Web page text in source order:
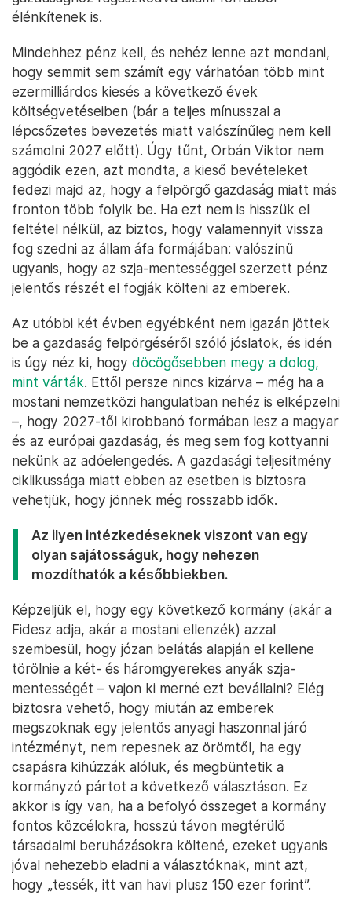
élénkítenek is.
Mindehhez pénz kell, és nehéz lenne azt mondani,
hogy semmit sem számít egy várhatóan több mint
ezermilliárdos kiesés a következő évek
költségvetéseiben (bár a teljes mínusszal a
lépcsőzetes bevezetés miatt valószínűleg nem kell
számolni 2027 előtt). Úgy tűnt, Orbán Viktor nem
aggódik ezen, azt mondta, a kieső bevételeket
fedezi majd az, hogy a felpörgő gazdaság miatt más
fronton több folyik be. Ha ezt nem is hisszük el
feltétel nélkül, az biztos, hogy valamennyit vissza
fog szedni az állam áfa formájában: valószínű
ugyanis, hogy az szja-mentességgel szerzett pénz
jelentős részét el fogják költeni az emberek.
Az utóbbi két évben egyébként nem igazán jöttek
be a gazdaság felpörgéséről szóló jóslatok, és idén
is úgy néz ki, hogy döcögősebben megy a dolog,
mint várták. Ettől persze nincs kizárva – még ha a
mostani nemzetközi hangulatban nehéz is elképzelni
–, hogy 2027-től kirobbanó formában lesz a magyar
és az európai gazdaság, és meg sem fog kottyanni
nekünk az adóelengedés. A gazdasági teljesítmény
ciklikussága miatt ebben az esetben is biztosra
vehetjük, hogy jönnek még rosszabb idők.
Az ilyen intézkedéseknek viszont van egy
olyan sajátosságuk, hogy nehezen
mozdíthatók a későbbiekben.
Képzeljük el, hogy egy következő kormány (akár a
Fidesz adja, akár a mostani ellenzék) azzal
szembesül, hogy józan belátás alapján el kellene
törölnie a két- és háromgyerekes anyák szja-
mentességét – vajon ki merné ezt bevállalni? Elég
biztosra vehető, hogy miután az emberek
megszoknak egy jelentős anyagi haszonnal járó
intézményt, nem repesnek az örömtől, ha egy
csapásra kihúzzák alóluk, és megbüntetik a
kormányzó pártot a következő választáson. Ez
akkor is így van, ha a befolyó összeget a kormány
fontos közcélokra, hosszú távon megtérülő
társadalmi beruházásokra költené, ezeket ugyanis
jóval nehezebb eladni a választóknak, mint azt,
hogy „tessék, itt van havi plusz 150 ezer forint”.